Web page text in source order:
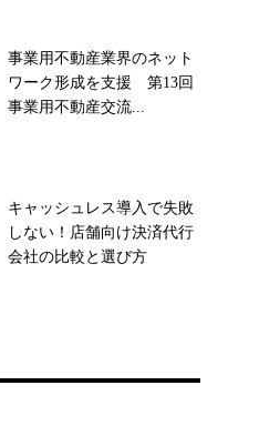
事業用不動産業界のネット
ワーク形成を支援 第13回
事業用不動産交流...
キャッシュレス導入で失敗
しない！店舗向け決済代行
会社の比較と選び方